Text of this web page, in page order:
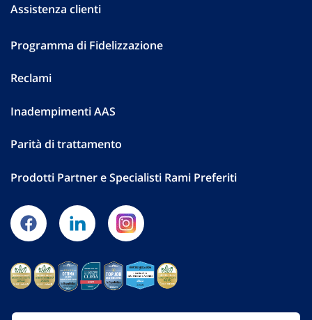
Assistenza clienti
Programma di Fidelizzazione
Reclami
Inadempimenti AAS
Parità di trattamento
Prodotti Partner e Specialisti Rami Preferiti